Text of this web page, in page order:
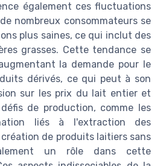
également ces fluctuations
nombreux consommateurs se
plus saines, ce qui inclut des
grasses. Cette tendance se
la demande pour le
dérivés, ce qui peut à son
sur les prix du lait entier et
de production, comme les
liés à l'extraction des
de produits laitiers sans
un rôle dans cette